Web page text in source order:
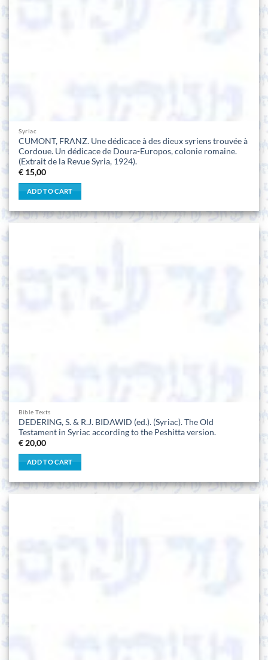
Syriac
CUMONT, FRANZ. Une dédicace à des dieux syriens trouvée à
Cordoue. Un dédicace de Doura-Europos, colonie romaine.
(Extrait de la Revue Syria, 1924).
€ 15,00
ADD TO CART
Bible Texts
DEDERING, S. & R.J. BIDAWID (ed.). (Syriac). The Old
Testament in Syriac according to the Peshitta version.
€20,00
ADD TO CART